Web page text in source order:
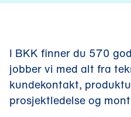
I BKK finner du 570
jobber vi med alt fra
kundekontakt,
prosjektledelse og